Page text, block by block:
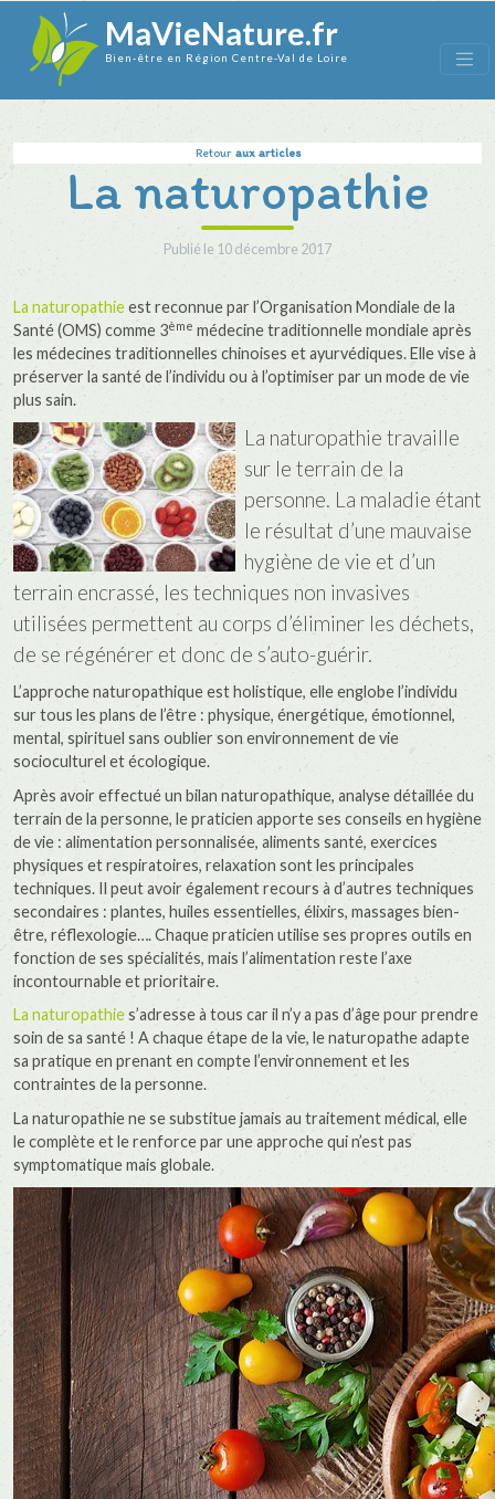
MaVieNature.fr
Bien-être en Région Centre-Val de Loire
Retour aux articles
La naturopathie
Publié le 10 décembre 2017
La naturopathieest reconnue par l’Organisation Mondiale de la
Santé (OMS) comme 3ème médecine traditionnelle mondiale après
les médecines traditionnelles chinoises et ayurvédiques. Elle vise à
préserver la santé de l’individu ou à l’optimiser par un mode de vie
plus sain.
La naturopathie travaille
sur le terrain de la
personne. La maladie étant
le résultat d’une mauvaise
hygiène de vie et d’un
terrain encrassé, les techniques non invasives
utilisées permettent au corps d’éliminer les déchets,
de se régénérer et donc de s’auto-guérir.
L’approche naturopathique est holistique, elle englobe l’individu
sur tous les plans de l’être : physique, énergétique, émotionnel,
mental, spirituel sans oublier son environnement de vie
socioculturel et écologique.
Après avoir effectué un bilan naturopathique, analyse détaillée du
terrain de la personne, le praticien apporte ses conseils en hygiène
de vie : alimentation personnalisée, aliments santé, exercices
physiques et respiratoires, relaxation sont les principales
techniques. Il peut avoir également recours à d’autres techniques
secondaires : plantes, huiles essentielles, élixirs, massages bien-
être, réflexologie…. Chaque praticien utilise ses propres outils en
fonction de ses spécialités, mais l’alimentation reste l’axe
incontournable et prioritaire.
La naturopathies’adresse à tous car il n’y a pas d’âge pour prendre
soin de sa santé ! A chaque étape de la vie, le naturopathe adapte
sa pratique en prenant en compte l’environnement et les
contraintes de la personne.
La naturopathie ne se substitue jamais au traitement médical, elle
le complète et le renforce par une approche qui n’est pas
symptomatique mais globale.